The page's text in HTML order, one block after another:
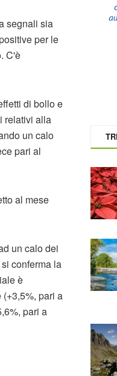
segnali sia
per le
C'è
di bollo e
relativi alla
un calo
pari al
al mese
un calo dei
conferma la
è
pari a
pari a